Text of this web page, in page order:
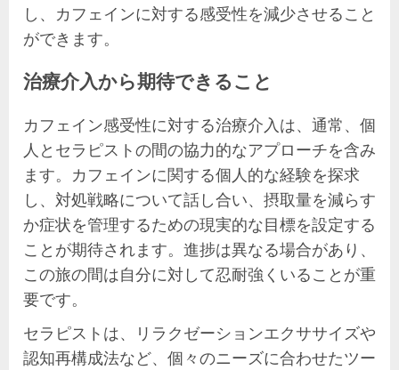
し、カフェインに対する感受性を減少させること
ができます。
治療介入から期待できること
カフェイン感受性に対する治療介入は、通常、個
人とセラピストの間の協力的なアプローチを含み
ます。カフェインに関する個人的な経験を探求
し、対処戦略について話し合い、摂取量を減らす
か症状を管理するための現実的な目標を設定する
ことが期待されます。進捗は異なる場合があり、
この旅の間は自分に対して忍耐強くいることが重
要です。
セラピストは、リラクゼーションエクササイズや
認知再構成法など、個々のニーズに合わせたツー